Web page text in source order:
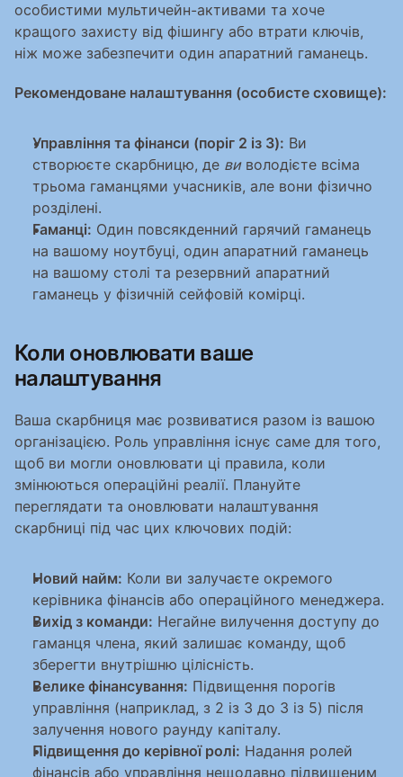
особистими мультичейн-активами та хоче
кращого захисту від фішингу або втрати ключів,
ніж може забезпечити один апаратний гаманець.
Рекомендоване налаштування (особисте сховище):
Управління та фінанси (поріг 2 із 3): Ви
створюєте скарбницю, де ви володієте всіма
трьома гаманцями учасників, але вони фізично
розділені.
Гаманці: Один повсякденний гарячий гаманець
на вашому ноутбуці, один апаратний гаманець
на вашому столі та резервний апаратний
гаманець у фізичній сейфовій комірці.
Коли оновлювати ваше
налаштування
Ваша скарбниця має розвиватися разом із вашою
організацією. Роль управління існує саме для того,
щоб ви могли оновлювати ці правила, коли
змінюються операційні реалії. Плануйте
переглядати та оновлювати налаштування
скарбниці під час цих ключових подій:
Новий найм: Коли ви залучаєте окремого
керівника фінансів або операційного менеджера.
Вихід з команди: Негайне вилучення доступу до
гаманця члена, який залишає команду, щоб
зберегти внутрішню цілісність.
Велике фінансування: Підвищення порогів
управління (наприклад, з 2 із 3 до 3 із 5) після
залучення нового раунду капіталу.
Підвищення до керівної ролі: Надання ролей
фінансів або управління нещодавно підвищеним